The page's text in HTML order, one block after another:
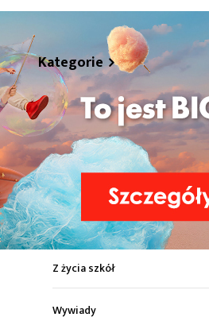
Kategorie
Z życia miasta
Sport
Kultura
Wiadomości z regionu
Z życia szkół
Wywiady